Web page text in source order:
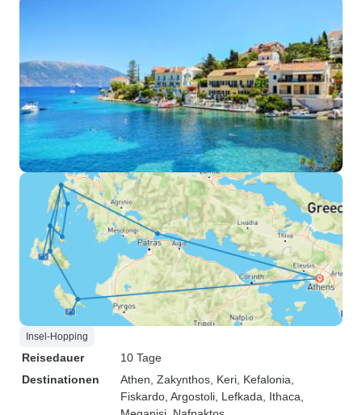
Insel-Hopping
Reisedauer
10 Tage
Destinationen
Athen , Zakynthos , Keri , Kefalonia
Fiskardo , Argostoli , Lefkada , Ithaca